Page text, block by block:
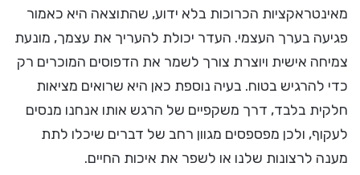
מאינטראקציות הכרוכות בלא ידוע, שהתוצאה היא כאמור
פגיעה בערך העצמי. העדר יכולת להעריך את עצמך, מונעת
צמיחה אישית ויוצרת צורך לשמר את הדפוסים המוכרים רק
כדי להרגיש בטוח. בעיה נוספת כאן היא שרואים מציאות
חלקית בלבד, דרך משקפיים של הרגש אותו אנחנו מנסים
לעקוף, ולכן מפספסים מגוון רחב של דברים שיכלו לתת
מענה לרצונות שלנו או לשפר את איכות החיים.